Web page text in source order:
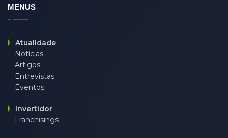
django
eğitim
employer
endpoint
et eu asperiores qui
fitness
fußpflege
MENUS
Atualidade
Notícias
Artigos
Entrevistas
Eventos
Invertidor
Franchisings